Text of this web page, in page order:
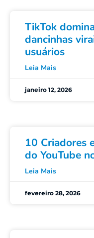
TikTok
dancinhas
usuários
Leia Mais
janeiro 12, 2026
10 Criadores
do YouTube
Leia Mais
fevereiro 28, 2026